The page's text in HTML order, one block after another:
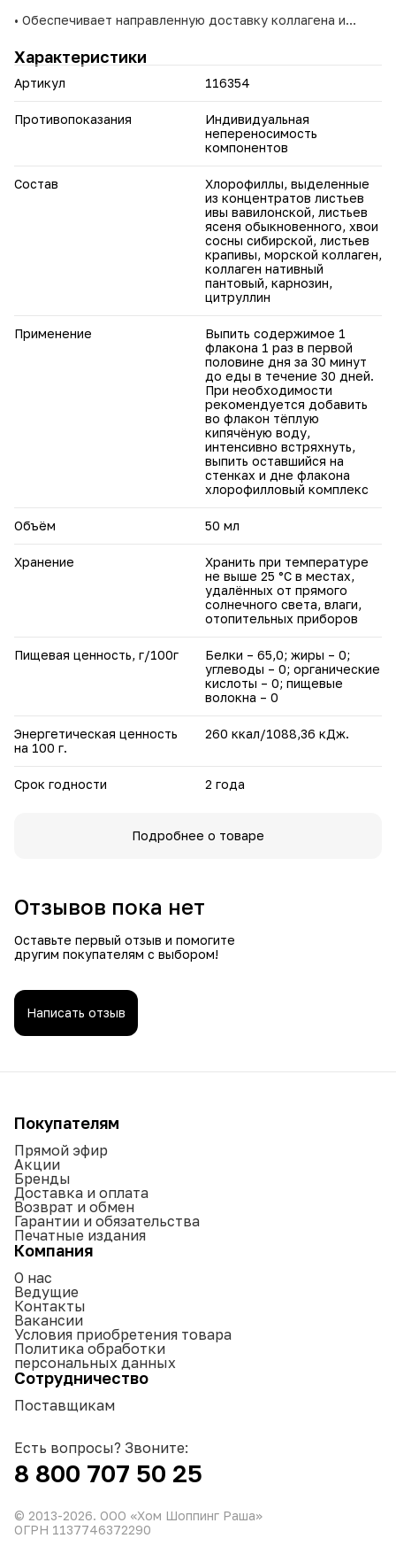
• Обеспечивает направленную доставку коллагена и
• Способствует восстановлению костной, суставной и
мышечной тканей.
• Улучшает подвижность суставов и амортизационные
свойства суставного аппарата.
повреждениях.
• Поддерживает упругость кожи, прочность волос и
• Помогает регулировать массу тела за счёт содержания
• Оказывает комплексное действие на
сердечно‑сосудистую систему — улучшает эластичность
• Гипоаллергенен, не содержит консервантов и гормонов,
Не является лекарственным средством. Перед
Характеристики
Артикул 116354
Противопоказания
Индивидуальная
непереносимость
компонентов
Состав
Хлорофиллы, выделенные
из концентратов листьев
ивы вавилонской, листьев
ясеня обыкновенного, хвои
сосны сибирской, листьев
крапивы, морской коллаген,
коллаген нативный
пантовый, карнозин,
цитруллин
Применение
Выпить содержимое 1
флакона 1 раз в первой
половине дня за 30 минут
до еды в течение 30 дней.
При необходимости
рекомендуется добавить
во флакон тёплую
кипячёную воду,
интенсивно встряхнуть,
выпить оставшийся на
стенках и дне флакона
хлорофилловый комплекс
Объём 50 мл
Хранение
Хранить при температуре
не выше 25 °С в местах,
удалённых от прямого
солнечного света, влаги,
отопительных приборов
Пищевая ценность, г/100г
Белки – 65,0; жиры – 0;
углеводы – 0; органические
кислоты – 0; пищевые
волокна – 0
Энергетическая ценность
на 100 г.
260 ккал/1088,36 кДж.
Срок годности 2 года
Подробнее о товаре
Отзывов пока нет
Оставьте первый отзыв и помогите
другим покупателям с выбором!
Написать отзыв
Покупателям
Прямой эфир
Акции
Бренды
Доставка и оплата
Возврат и обмен
Гарантии и обязательства
Печатные издания
Компания
О нас
Ведущие
Контакты
Вакансии
Условия приобретения товара
Политика обработки
персональных данных
Сотрудничество
Поставщикам
Есть вопросы? Звоните:
8 800 707 50 25
© 2013-2026. ООО «Хом Шоппинг Раша»
ОГРН 1137746372290